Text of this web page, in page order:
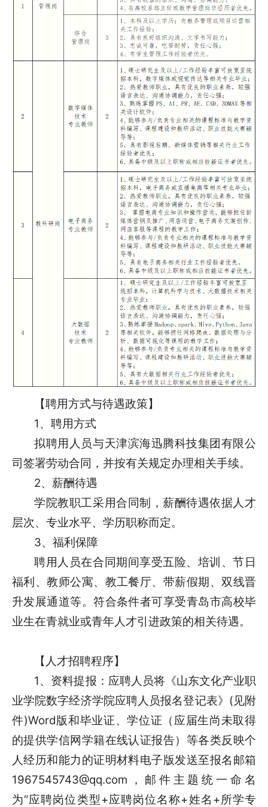
【聘用方式与待遇政策】
1、聘用方式
拟聘用人员与天津滨海迅腾科技集团有限公
司签署劳动合同，并按有关规定办理相关手续。
2、薪酬待遇
学院教职工采用合同制，薪酬待遇依据人才
层次、专业水平、学历职称而定。
3、福利保障
聘用人员在合同期间享受五险、培训、节日
福利、教师公寓、教工餐厅、带薪假期、双线晋
升发展通道等。符合条件者可享受青岛市高校毕
业生在青就业或青年人才引进政策的相关待遇。
【人才招聘程序】
1、资料提报：应聘人员将《山东文化产业职
业学院数字经济学院应聘人员报名登记表》(见附
件)Word版和毕业证、学位证（应届生尚未取得
的提供学信网学籍在线认证报告）等各类反映个
人经历和能力的证明材料电子版发送至报名邮箱
1967545743@qq.com，邮件主题统一命名
为“应聘岗位类型+应聘岗位名称+姓名+所学专